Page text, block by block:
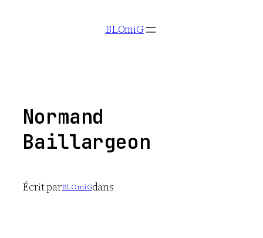
BLOmiG
Normand
Baillargeon
Écrit parBLOmiGdans